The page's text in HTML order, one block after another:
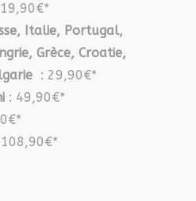
Italie, Portugal,
Grèce, Croatie,
: 29,90€*
: 49,90€*